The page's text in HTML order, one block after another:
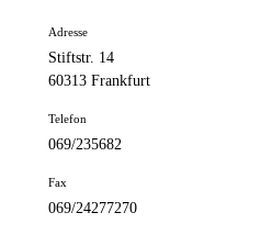
Adresse
Stiftstr. 14
60313 Frankfurt
Telefon
069/235682
Fax
069/24277270